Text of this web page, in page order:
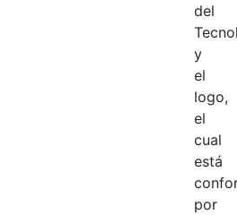
del
y
el
logo,
el
cual
está
por